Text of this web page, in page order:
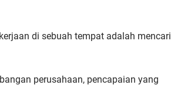
di sebuah tempat adalah mencari
perusahaan, pencapaian yang